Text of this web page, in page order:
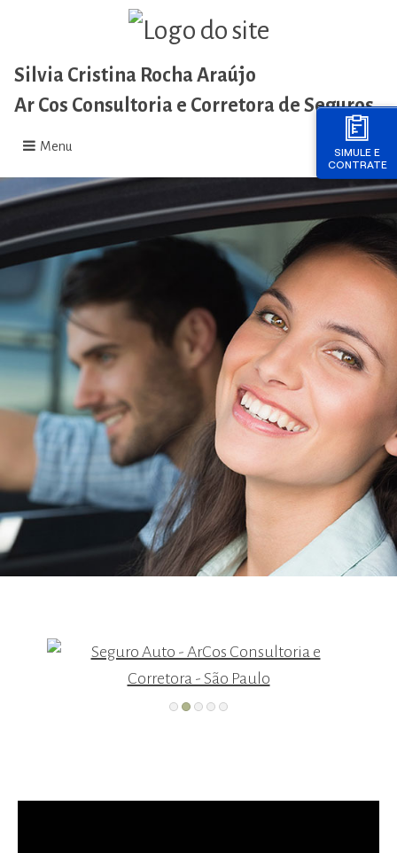
SIMULE E
CONTRATE
Silvia Cristina Rocha Araújo
Ar Cos Consultoria e Corretora de Seguros
Menu